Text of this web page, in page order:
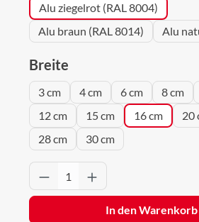
Alu ziegelrot (RAL 8004)
Alu braun (RAL 8014)
Alu
Breite
3 cm 4 cm 6 cm 8 cm
12 cm
15 cm 16 cm 20
28 cm
30 cm
Produkt Anzahl: Gib
In den Warenkorb